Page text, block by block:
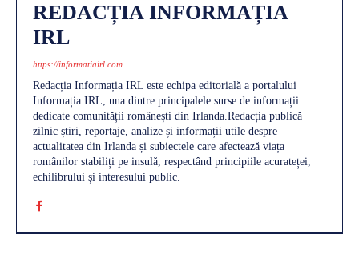
REDACȚIA INFORMAȚIA
IRL
https://informatiairl.com
Redacția Informația IRL este echipa editorială a portalului
Informația IRL, una dintre principalele surse de informații
dedicate comunității românești din Irlanda.Redacția publică
zilnic știri, reportaje, analize și informații utile despre
actualitatea din Irlanda și subiectele care afectează viața
românilor stabiliți pe insulă, respectând principiile acurateței,
echilibrului și interesului public.